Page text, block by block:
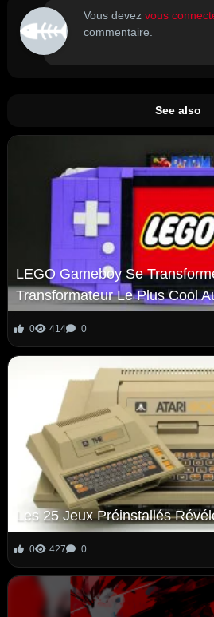
Vous devez vous
commentaire.
See also
LEGO Gameboy Se
Transformateur Le Plus Cool
0 414 0
Les 25 Jeux Préinstallés
0 427 0